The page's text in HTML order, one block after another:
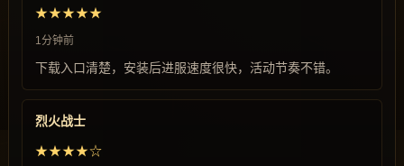
★★★★★
1分钟前
下载入口清楚，安装后进服速度很快，活动节奏不错。
烈火战士
★★★★☆